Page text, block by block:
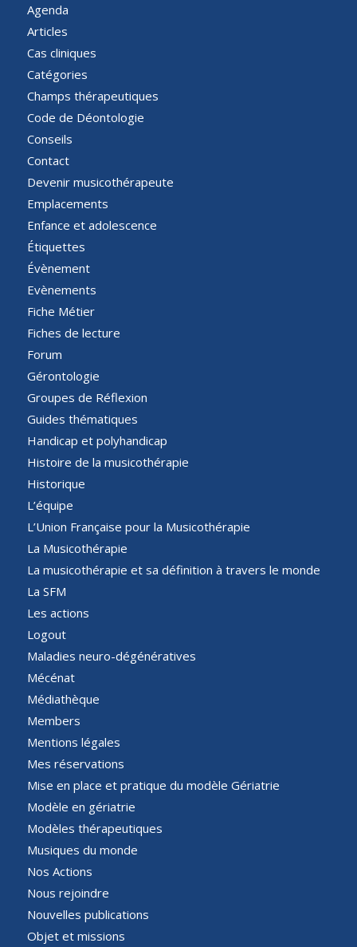
Agenda
Articles
Cas cliniques
Catégories
Champs thérapeutiques
Code de Déontologie
Conseils
Contact
Devenir musicothérapeute
Emplacements
Enfance et adolescence
Étiquettes
Évènement
Evènements
Fiche Métier
Fiches de lecture
Forum
Gérontologie
Groupes de Réflexion
Guides thématiques
Handicap et polyhandicap
Histoire de la musicothérapie
Historique
L’équipe
L’Union Française pour la Musicothérapie
La Musicothérapie
La musicothérapie et sa définition à travers le monde
La SFM
Les actions
Logout
Maladies neuro-dégénératives
Mécénat
Médiathèque
Members
Mentions légales
Mes réservations
Mise en place et pratique du modèle Gériatrie
Modèle en gériatrie
Modèles thérapeutiques
Musiques du monde
Nos Actions
Nous rejoindre
Nouvelles publications
Objet et missions